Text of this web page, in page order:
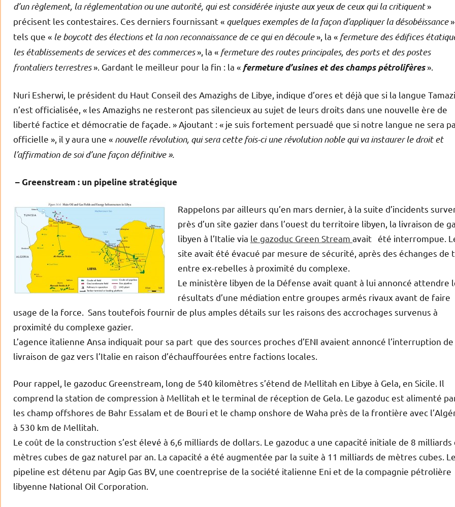
d’un règlement, la réglementation ou une autorité, qui est considérée injuste aux yeux de ceux qui la critiquent»
précisent les contestaires. Ces derniers fournissant « quelques exemples de la façon d’appliquer la désobéissance
tels que « le boycott des élections et la non reconnaissance de ce qui en découle», la « fermeture des édifices
les établissements de services et des commerces», la « fermeture des routes principales, des ports et des postes
frontaliers terrestres». Gardant le meilleur pour la fin : la « fermeture d’usines et des champs pétrolifères».
Nuri Esherwi, le président du Haut Conseil des Amazighs de Libye, indique d’ores et déjà que si la langue
n’est officialisée, « les Amazighs ne resteront pas silencieux au sujet de leurs droits dans une nouvelle ère de
liberté factice et démocratie de façade. » Ajoutant : « je suis fortement persuadé que si notre langue ne sera
officielle », il y aura une « nouvelle révolution, qui sera cette fois-ci une révolution noble qui va instaurer le droit et
l’affirmation de soi d’une façon définitive ».
– Greenstream : un pipeline stratégique
Rappelons par ailleurs qu’en mars dernier, à la suite d’incidents
près d’un site gazier dans l’ouest du territoire libyen, la livraison de
libyen à l’Italie via le gazoduc Green Stream avait été interrompue.
site avait été évacué par mesure de sécurité, après des échanges de
entre ex-rebelles à proximité du complexe.
Le ministère libyen de la Défense avait quant à lui annoncé attendre
résultats d’une médiation entre groupes armés rivaux avant de faire
usage de la force. Sans toutefois fournir de plus amples détails sur les raisons des accrochages survenus à
proximité du complexe gazier.
L’agence italienne Ansa indiquait pour sa part que des sources proches d’ENI avaient annoncé l’interruption de
livraison de gaz vers l’Italie en raison d’échauffourées entre factions locales.
Pour rappel, le gazoduc Greenstream, long de 540 kilomètres s’étend de Mellitah en Libye à Gela, en Sicile. Il
comprend la station de compression à Mellitah et le terminal de réception de Gela. Le gazoduc est alimenté
les champ offshores de Bahr Essalam et de Bouri et le champ onshore de Waha près de la frontière avec
à 530 km de Mellitah.
Le coût de la construction s’est élevé à 6,6 milliards de dollars. Le gazoduc a une capacité initiale de 8 milliards
mètres cubes de gaz naturel par an. La capacité a été augmentée par la suite à 11 milliards de mètres cubes. Le
pipeline est détenu par Agip Gas BV, une coentreprise de la société italienne Eni et de la compagnie pétrolière
libyenne National Oil Corporation.